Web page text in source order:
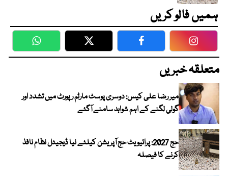
ہمیں فالو کریں
WhatsApp Twitter Facebook
متعلقہ خبریں
میر رضا علی کیس: دوسری پوسٹ مارٹم رپورٹ میں تشدد اور
گولی لگنے کے اہم شواہد سامنے آگئے
حج 2027: پرائیویٹ حج آپریشن کیلئے نیا ڈیجیٹل نظام نافذ
کرنے کا فیصلہ